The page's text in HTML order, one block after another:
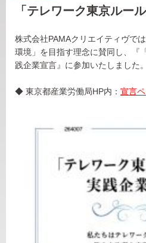
「テレワーク東京ルー
株式会社PAMAクリエイティヴで
環境」を目指す理念に賛同し、『
践企業宣言』に参加いたしました。
◆ 東京都産業労働局HP内： 宣言